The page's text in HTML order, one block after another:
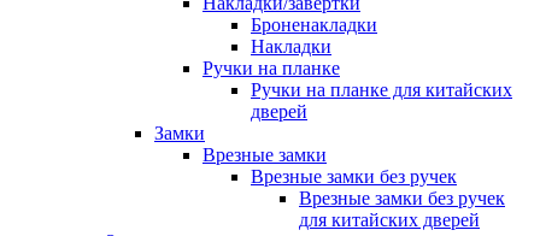
Броненакладки
Накладки
Ручки на планке
Ручки на планке для китайских
дверей
Замки
Врезные замки
Врезные замки без ручек
Врезные замки без ручек
для китайских дверей